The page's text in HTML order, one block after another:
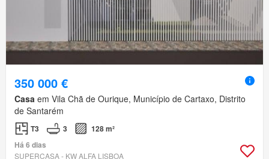
350 000 €
Casa em Vila Chã de Ourique, Município de Cartaxo, Distrito
de Santarém
T3 3
128 m²
Há 6 dias
SUPERCASA - KW ALFA LISBOA